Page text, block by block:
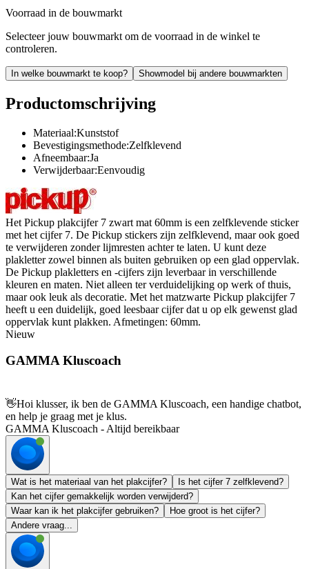
Voorraad in de bouwmarkt
Selecteer jouw bouwmarkt om de voorraad in de winkel te
controleren.
In welke bouwmarkt te koop? Showmodel bij andere bouwmarkten
Productomschrijving
Materiaal:Kunststof
Bevestigingsmethode:Zelfklevend
Afneembaar:Ja
Verwijderbaar:Eenvoudig
Het Pickup plakcijfer 7 zwart mat 60mm is een zelfklevende sticker
met het cijfer 7. De Pickup stickers zijn zelfklevend, maar ook goed
te verwijderen zonder lijmresten achter te laten. U kunt deze
plakletter zowel binnen als buiten gebruiken op een glad oppervlak.
De Pickup plakletters en -cijfers zijn leverbaar in verschillende
kleuren en maten. Niet alleen ter verduidelijking op werk of thuis,
maar ook leuk als decoratie. Met het matzwarte Pickup plakcijfer 7
heeft u een duidelijk, goed leesbaar cijfer dat u op elk gewenst glad
oppervlak kunt plakken. Afmetingen: 60mm.
Nieuw
GAMMA Kluscoach
👋Hoi klusser, ik ben de GAMMA Kluscoach, een handige chatbot,
en help je graag met je klus.
GAMMA Kluscoach - Altijd bereikbaar
Wat is het materiaal van het plakcijfer?
Is het cijfer 7 zelfklevend?
Kan het cijfer gemakkelijk worden verwijderd?
Waar kan ik het plakcijfer gebruiken?
Hoe groot is het cijfer?
Andere vraag...